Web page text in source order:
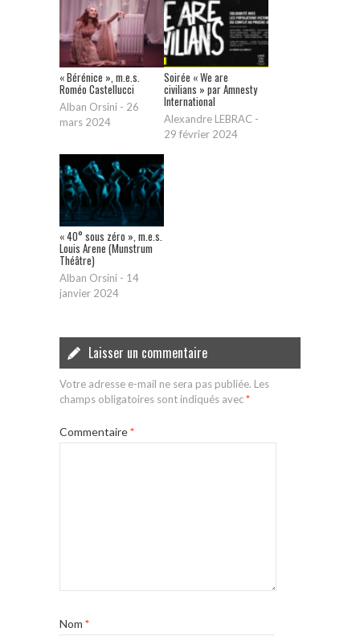
« Bérénice », m.e.s.
Roméo Castellucci
Alban Orsini - 26
mars 2024
Soirée « We are
civilians » par Amnesty
International
Alexandre LEBRAC -
29 février 2024
« 40° sous zéro », m.e.s.
Louis Arene (Munstrum
Théâtre)
Alban Orsini - 14
janvier 2024
Laisser un commentaire
Votre adresse e-mail ne sera pas publiée. Les
champs obligatoires sont indiqués avec*
Commentaire*
Nom *